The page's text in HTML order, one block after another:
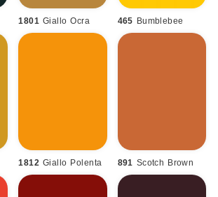
1801 Giallo Ocra
1812 Giallo Polenta 891 Scotch Brown
465 Bumblebee